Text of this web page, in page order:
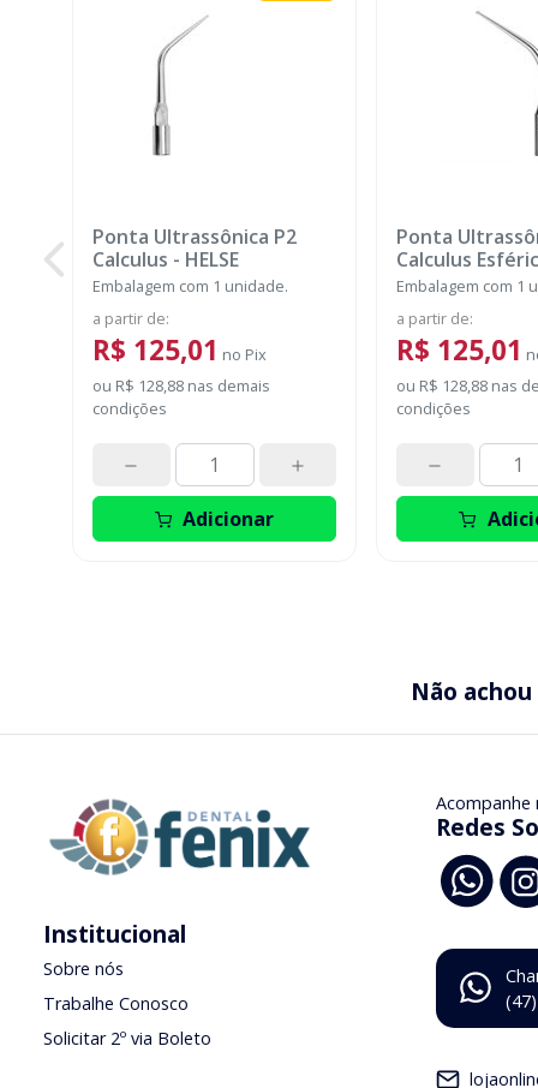
Ponta Ultrassônica P2
Calculus - HELSE
Embalagem com 1 unidade.
a partir de:
R$ 125,01 no Pix
ou R$ 128,88 nas demais
condições
Adicionar
Ponta
Calculus
Embalagem com 1
a partir de:
R$ 125,01
ou R$ 128,88 nas
condições
Não
Institucional
Sobre nós
Trabalhe Conosco
Solicitar 2º via Boleto
Acompanhe
Redes